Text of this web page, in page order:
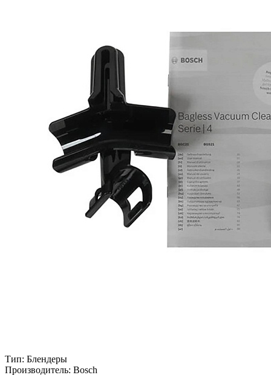
Тип: Блендеры
Производитель: Bosch